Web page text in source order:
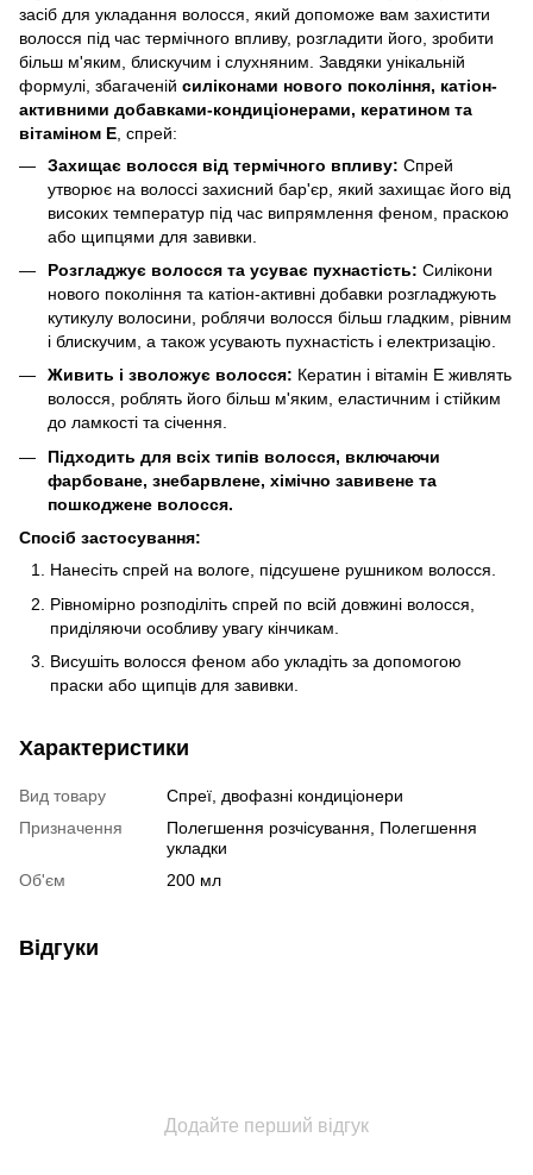
засіб для укладання волосся, який допоможе вам захистити
волосся під час термічного впливу, розгладити його, зробити
більш м'яким, блискучим і слухняним. Завдяки унікальній
формулі, збагаченій силіконами нового покоління, катіон-
активними добавками-кондиціонерами, кератином та
вітаміном E , спрей:
Захищає волосся від термічного впливу: Спрей
утворює на волоссі захисний бар'єр, який захищає його від
високих температур під час випрямлення феном, праскою
або щипцями для завивки.
Розгладжує волосся та усуває пухнастість: Силікони
нового покоління та катіон-активні добавки розгладжують
кутикулу волосини, роблячи волосся більш гладким, рівним
і блискучим, а також усувають пухнастість і електризацію.
Живить і зволожує волосся: Кератин і вітамін E живлять
волосся, роблять його більш м'яким, еластичним і стійким
до ламкості та січення.
Підходить для всіх типів волосся, включаючи
фарбоване, знебарвлене, хімічно завивене та
пошкоджене волосся.
Спосіб застосування:
Нанесіть спрей на вологе, підсушене рушником волосся.
Рівномірно розподіліть спрей по всій довжині волосся,
приділяючи особливу увагу кінчикам.
Висушіть волосся феном або укладіть за допомогою
праски або щипців для завивки.
Характеристики
Вид товару
Спреї, двофазні кондиціонери
Призначення
Полегшення розчісування, Полегшення
укладки
Об'єм
200 мл
Відгуки
Додайте перший відгук